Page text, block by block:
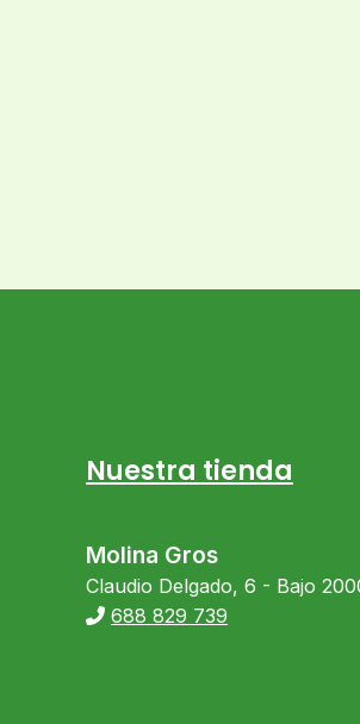
Nuestra tienda
Molina Gros
Claudio Delgado, 6 - Bajo
688 829 739